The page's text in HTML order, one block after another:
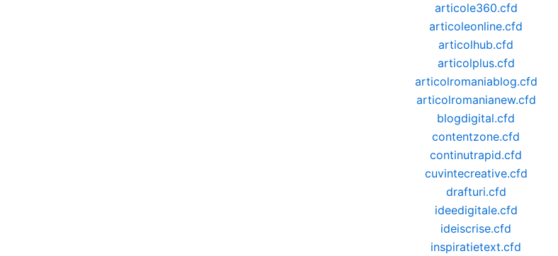
articole360.cfd
articoleonline.cfd
articolhub.cfd
articolplus.cfd
articolromaniablog.cfd
articolromanianew.cfd
blogdigital.cfd
contentzone.cfd
continutrapid.cfd
cuvintecreative.cfd
drafturi.cfd
ideedigitale.cfd
ideiscrise.cfd
inspiratietext.cfd